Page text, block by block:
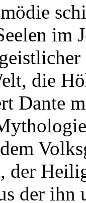
die
Dante
der
der